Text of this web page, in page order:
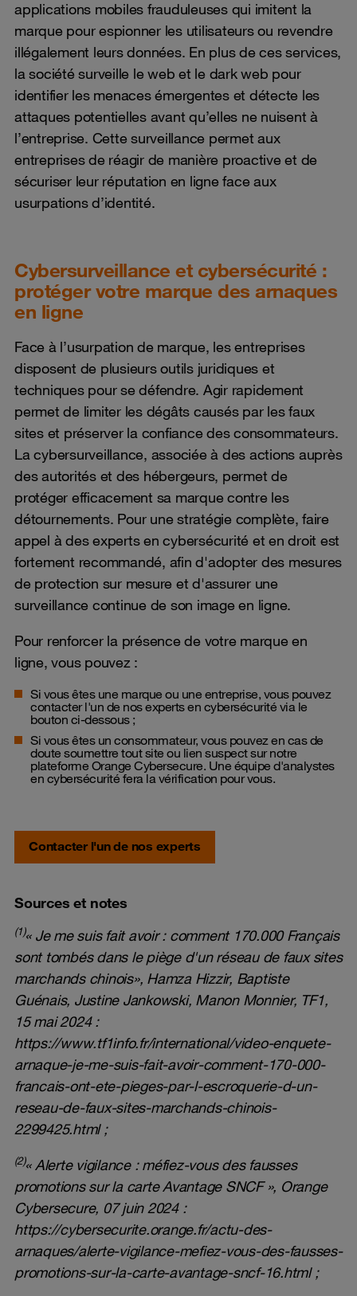
applications mobiles frauduleuses qui imitent la
marque pour espionner les utilisateurs ou revendre
illégalement leurs données. En plus de ces services,
la société surveille le web et le dark web pour
identifier les menaces émergentes et détecte les
attaques potentielles avant qu’elles ne nuisent à
l’entreprise. Cette surveillance permet aux
entreprises de réagir de manière proactive et de
sécuriser leur réputation en ligne face aux
usurpations d’identité.
Cybersurveillance et cybersécurité :
protéger votre marque des arnaques
en ligne
Face à l’usurpation de marque, les entreprises
disposent de plusieurs outils juridiques et
techniques pour se défendre. Agir rapidement
permet de limiter les dégâts causés par les faux
sites et préserver la confiance des consommateurs.
La cybersurveillance, associée à des actions auprès
des autorités et des hébergeurs, permet de
protéger efficacement sa marque contre les
détournements. Pour une stratégie complète, faire
appel à des experts en cybersécurité et en droit est
fortement recommandé, afin d'adopter des mesures
de protection sur mesure et d'assurer une
surveillance continue de son image en ligne.
Pour renforcer la présence de votre marque en
ligne, vous pouvez :
Si vous êtes une marque ou une entreprise, vous pouvez
contacter l'un de nos experts en cybersécurité via le
bouton ci-dessous ;
Si vous êtes un consommateur, vous pouvez en cas de
doute soumettre tout site ou lien suspect surnotre
plateforme Orange Cybersecure. Une équipe d'analystes
en cybersécurité fera la vérification pour vous.
Contacter l'un de nos experts
Sources et notes
(1)« Je me suis fait avoir : comment 170.000 Français
sont tombés dans le piège d'un réseau de faux sites
marchands chinois», Hamza Hizzir, Baptiste
Guénais, Justine Jankowski, Manon Monnier, TF1,
15 mai 2024 :
https://www.tf1info.fr/international/video-enquete-
arnaque-je-me-suis-fait-avoir-comment-170-000-
francais-ont-ete-pieges-par-l-escroquerie-d-un-
reseau-de-faux-sites-marchands-chinois-
2299425.html;
(2)« Alerte vigilance : méfiez-vous des fausses
promotions sur la carte Avantage SNCF », Orange
Cybersecure, 07 juin 2024 :
https://cybersecurite.orange.fr/actu-des-
arnaques/alerte-vigilance-mefiez-vous-des-fausses-
promotions-sur-la-carte-avantage-sncf-16.html;